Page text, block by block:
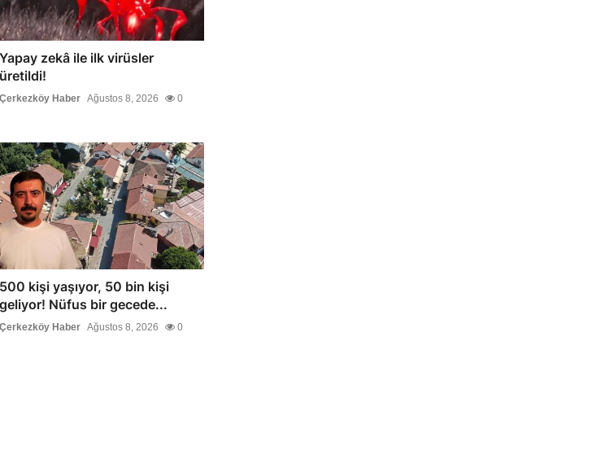
Yapay zekâ ile ilk virüsler
üretildi!
Çerkezköy Haber Ağustos 8, 2026 0
500 kişi yaşıyor, 50 bin kişi
geliyor! Nüfus bir gecede...
Çerkezköy Haber Ağustos 8, 2026 0